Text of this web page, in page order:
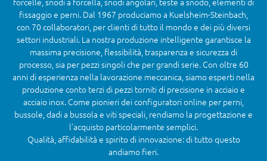
fissaggio e perni. Dal 1967 produciamo a Kuelsheim-Steinbach,
con 70 collaboratori, per clienti di tutto il mondo e dei più diversi
settori industriali. La nostra produzione intelligente garantisce la
massima precisione, flessibilità, trasparenza e sicurezza di
processo, sia per pezzi singoli che per grandi serie. Con oltre 60
anni di esperienza nella lavorazione meccanica, siamo esperti nella
produzione conto terzi di pezzi torniti di precisione in acciaio e
acciaio inox. Come pionieri dei configuratori online per perni,
bussole, dadi a bussola e viti speciali, rendiamo la progettazione e
l’acquisto particolarmente semplici.
Qualità, affidabilità e spirito di innovazione: di tutto questo
andiamo fieri.